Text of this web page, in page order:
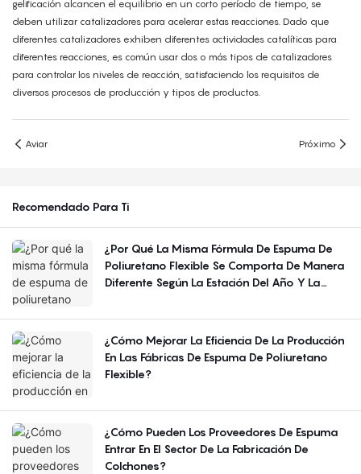
gelificación alcancen el equilibrio en un corto período de tiempo, se
deben utilizar catalizadores para acelerar estas reacciones. Dado que
diferentes catalizadores exhiben diferentes actividades catalíticas para
diferentes reacciones, es común usar dos o más tipos de catalizadores
para controlar los niveles de reacción, satisfaciendo los requisitos de
diversos procesos de producción y tipos de productos.
Aviar Próximo
Recomendado Para Ti
¿Por Qué La Misma Fórmula De Espuma De
Poliuretano Flexible Se Comporta De Manera
Diferente Según La Estación Del Año Y La
¿Cómo Mejorar La Eficiencia De La Producción
En Las Fábricas De Espuma De Poliuretano
Flexible?
¿Cómo Pueden Los Proveedores De Espuma
Entrar En El Sector De La Fabricación De
Colchones?